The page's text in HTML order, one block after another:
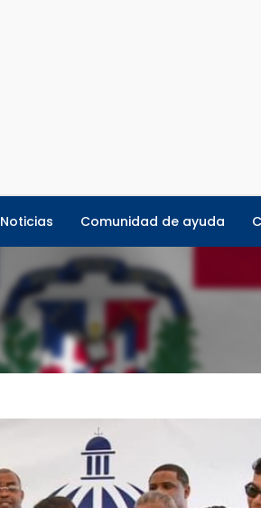
Noticias Comunidad de ayuda